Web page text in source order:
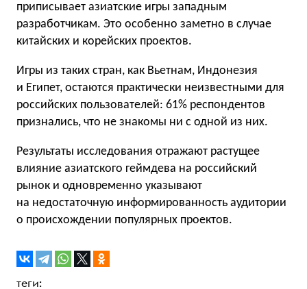
приписывает азиатские игры западным
разработчикам. Это особенно заметно в случае
китайских и корейских проектов.
Игры из таких стран, как Вьетнам, Индонезия
и Египет, остаются практически неизвестными для
российских пользователей: 61% респондентов
признались, что не знакомы ни с одной из них.
Результаты исследования отражают растущее
влияние азиатского геймдева на российский
рынок и одновременно указывают
на недостаточную информированность аудитории
о происхождении популярных проектов.